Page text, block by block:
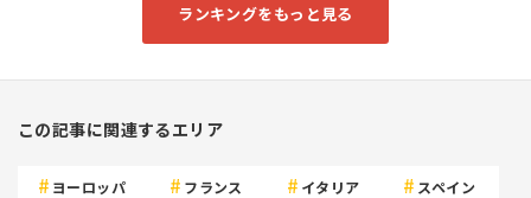
ランキングをもっと見る
この記事に関連するエリア
ヨーロッパ フランス イタリア スペイン